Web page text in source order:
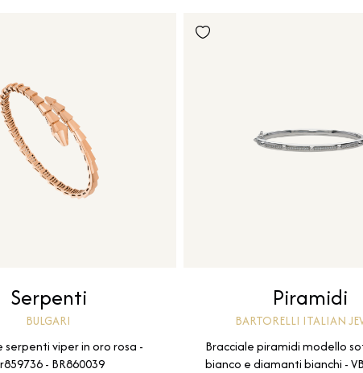
Serpenti
BULGARI
serpenti viper in oro rosa -
- BR860039
Piramidi
BARTORELLI ITALIAN
Bracciale piramidi modello
bianco e diamanti bianchi -